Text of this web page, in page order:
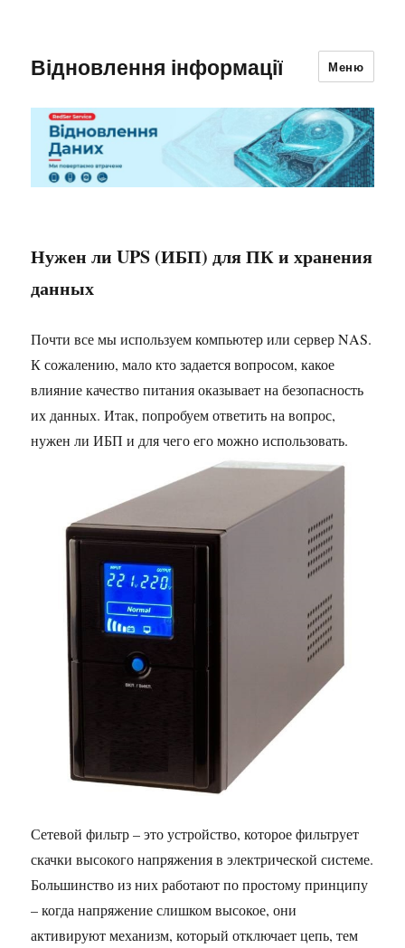
Відновлення інформації Меню
Нужен ли UPS (ИБП) для ПК и хранения
данных
Почти все мы используем компьютер или сервер NAS.
К сожалению, мало кто задается вопросом, какое
влияние качество питания оказывает на безопасность
их данных. Итак, попробуем ответить на вопрос,
нужен ли ИБП и для чего его можно использовать.
Сетевой фильтр – это устройство, которое фильтрует
скачки высокого напряжения в электрической системе.
Большинство из них работают по простому принципу
– когда напряжение слишком высокое, они
активируют механизм, который отключает цепь, тем